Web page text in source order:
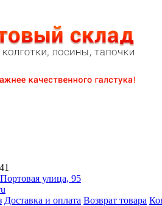
улица, 95
Доставка и оплата Возврат товара